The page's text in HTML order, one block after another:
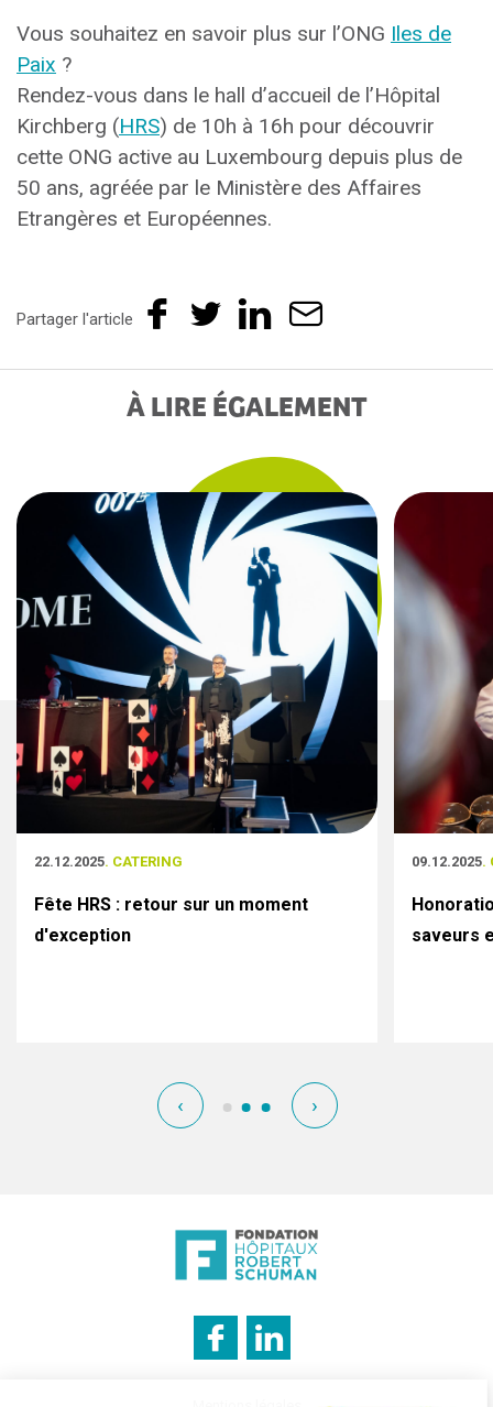
Vous souhaitez en savoir plus sur l’ONG Iles de
Paix ?
Rendez-vous dans le hall d’accueil de l’Hôpital
Kirchberg (HRS) de 10h à 16h pour découvrir
cette ONG active au Luxembourg depuis plus de
50 ans, agréée par le Ministère des Affaires
Etrangères et Européennes.
Partager l'article
À LIRE ÉGALEMENT
22.12.2025. CATERING
Fête HRS : retour sur un moment
d'exception
09.12.2025.
saveurs
‹ ›